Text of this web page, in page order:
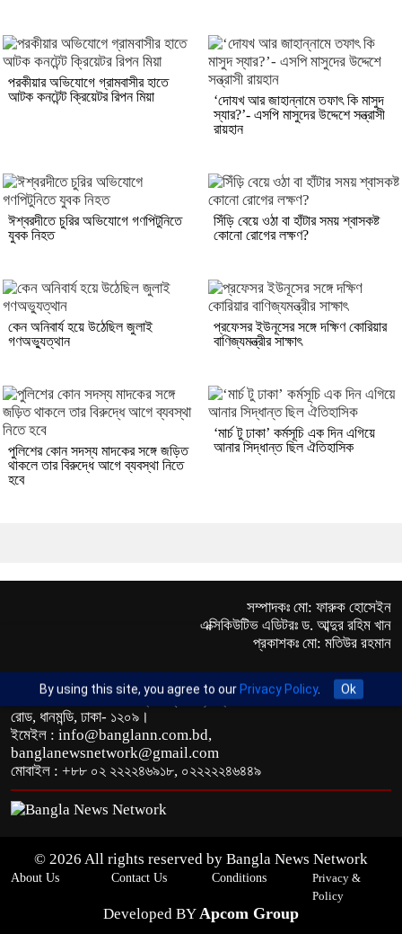
পরকীয়ার অভিযোগে গ্রামবাসীর হাতে
আটক কনটেন্ট ক্রিয়েটর রিপন মিয়া
‘দোযখ আর জাহান্নামে তফাৎ কি মাসুদ
স্যার?’- এসপি মাসুদের উদ্দেশে সন্ত্রাসী
রায়হান
ঈশ্বরদীতে চুরির অভিযোগে গণপিটুনিতে
যুবক নিহত
সিঁড়ি বেয়ে ওঠা বা হাঁটার সময় শ্বাসকষ্ট
কোনো রোগের লক্ষণ?
কেন অনিবার্য হয়ে উঠেছিল জুলাই
গণঅভ্যুত্থান
প্রফেসর ইউনূসের সঙ্গে দক্ষিণ কোরিয়ার
বাণিজ্যমন্ত্রীর সাক্ষাৎ
পুলিশের কোন সদস্য মাদকের সঙ্গে জড়িত
থাকলে তার বিরুদ্ধে আগে ব্যবস্থা নিতে
হবে
‘মার্চ টু ঢাকা’ কর্মসূচি এক দিন এগিয়ে
আনার সিদ্ধান্ত ছিল ঐতিহাসিক
সম্পাদকঃ মো: ফারুক হোসেইন
এক্সিকিউটিভ এডিটরঃ ড. আব্দুর রহিম খান
প্রকাশকঃ মো: মতিউর রহমান
অফিস : রুপায়ন জেড. আর প্লাজা (৯তলা), প্লট- ৪৬,রোড নং- ৯/এ, সাতমসজিদ
রোড, ধানমন্ডি, ঢাকা- ১২০৯।
ইমেইল : info@banglann.com.bd,
banglanewsnetwork@gmail.com
মোবাইল : +৮৮ ০২ ২২২২৪৬৯১৮, ০২২২২২৪৬৪৪৯
© 2026 All rights reserved by Bangla News Network
About Us Contact Us Conditions
Privacy &
Policy
Developed BYApcom Group
By using this site, you agree to our Privacy Policy. Ok